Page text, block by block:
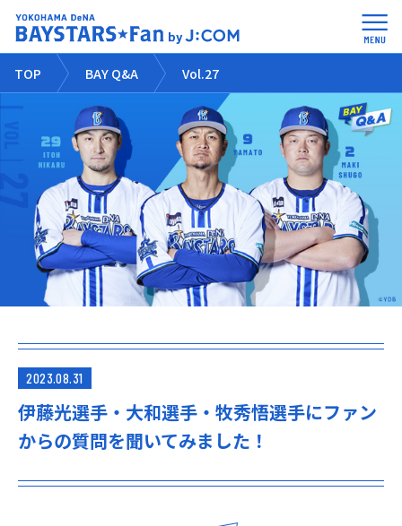
TOP BAY Q&A Vol.27
2023.08.31
伊藤光選手・大和選手・牧秀悟選手にファン
からの質問を聞いてみました！